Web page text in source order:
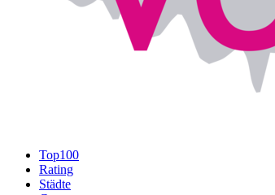
Top100
Rating
Städte